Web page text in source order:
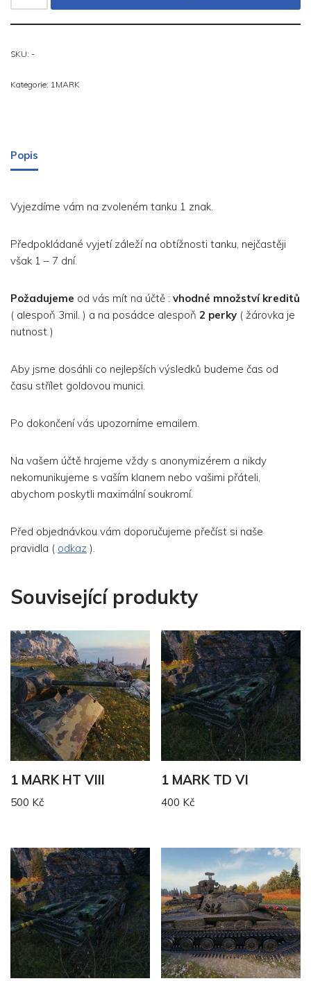
SKU: -
Kategorie: 1MARK
Popis
Vyjezdíme vám na zvoleném tanku 1 znak.
Předpokládané vyjetí záleží na obtížnosti tanku, nejčastěji
však 1 – 7 dní.
Požadujeme od vás mít na účtě : vhodné množství kreditů
( alespoň 3mil. ) a na posádce alespoň 2 perky ( žárovka je
nutnost )
Aby jsme dosáhli co nejlepších výsledků budeme čas od
času střílet goldovou munici.
Po dokončení vás upozorníme emailem.
Na vašem účtě hrajeme vždy s anonymizérem a nikdy
nekomunikujeme s vaším klanem nebo vašimi přáteli,
abychom poskytli maximální soukromí.
Před objednávkou vám doporučujeme přečíst si naše
pravidla ( odkaz ).
Související produkty
1 MARK HT VIII
500 Kč
1 MARK TD VI
400 Kč